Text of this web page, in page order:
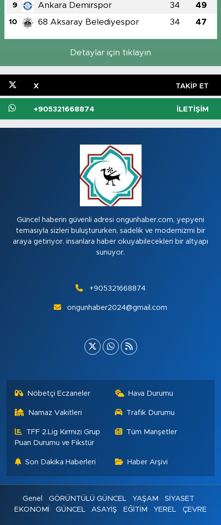
9 Ankara Demirspor 34 49
10 68 Aksaray Belediyespor 34 47
Detaylar için tıklayın
X TAKIP ET
+905321668874 İLETIŞIM
Güncel haberin güvenli adresi ongunhaber.com, yepyeni
temasıyla sizleri buluştururken, sadelik ve modernizmi bir
araya getiriyor. insanlara haber okuyabilecekleri bir altyapı
sunuyor.
+905321668874
ongunhaber2024@gmail.com
Nöbetçi Eczaneler Hava Durumu
Namaz Vakitleri Trafik Durumu
TFF 2.Lig Kırmızı Grup
Puan Durumu ve Fikstür
Tüm Manşetler
Son Dakika Haberleri Haber Arşivi
Genel GÖRÜNTÜLÜ GÜNCEL YAŞAM
SİYASET
EKONOMİ
GÜNCEL ASAYİŞ EĞİTİM YEREL ÇEVRE